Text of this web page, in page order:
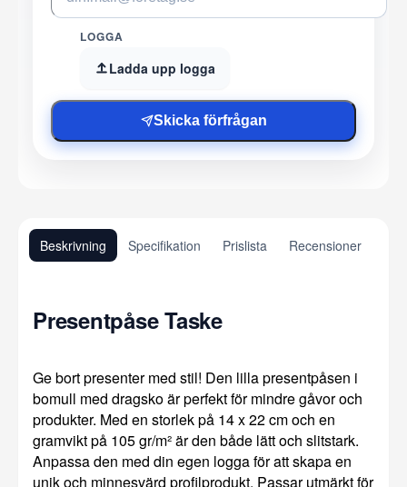
LOGGA
Ladda upp logga
Skicka förfrågan
Beskrivning Specifikation Prislista Recensioner
Presentpåse Taske
Ge bort presenter med stil! Den lilla presentpåsen i
bomull med dragsko är perfekt för mindre gåvor och
produkter. Med en storlek på 14 x 22 cm och en
gramvikt på 105 gr/m² är den både lätt och slitstark.
Anpassa den med din egen logga för att skapa en
unik och minnesvärd profilprodukt. Passar utmärkt för